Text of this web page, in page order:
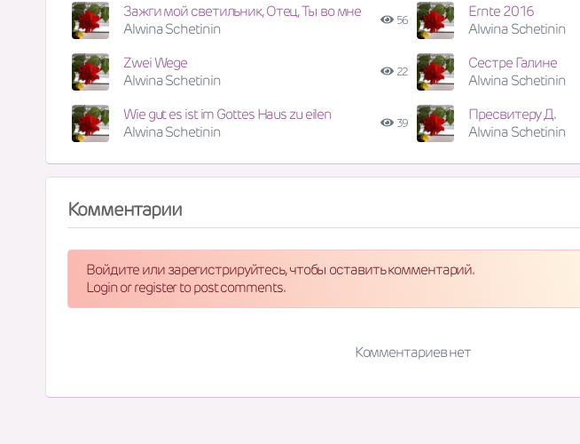
Зажги мой светильник, Отец, Ты во мне
Alwina Schetinin
56
Ernte 2016
Alwina Schetinin
Zwei Wege
Alwina Schetinin
22
Сестре Галине
Alwina Schetinin
Wie gut es ist im Gottes Haus zu eilen
Alwina Schetinin
39
Пресвитеру Д.
Alwina Schetinin
Комментарии
Войдите или зарегистрируйтесь, чтобы оставить комментарий.
Login or register to post comments.
Комментариев нет